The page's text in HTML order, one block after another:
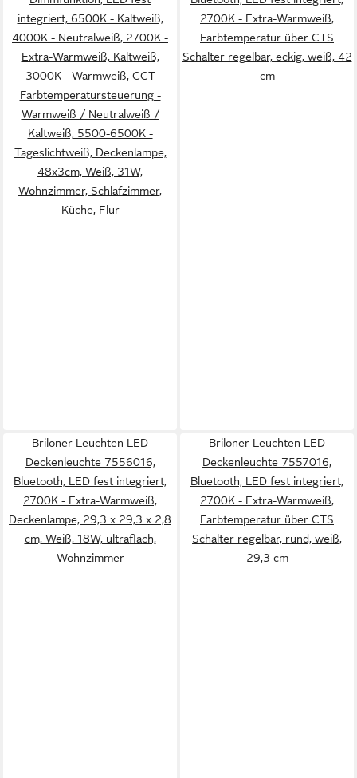
integriert, 6500K - Kaltweiß,
4000K - Neutralweiß, 2700K -
Extra-Warmweiß, Kaltweiß,
3000K - Warmweiß, CCT
Farbtemperatursteuerung -
Warmweiß / Neutralweiß /
Kaltweiß, 5500-6500K -
Tageslichtweiß, Deckenlampe,
48x3cm, Weiß, 31W,
Wohnzimmer, Schlafzimmer,
Küche, Flur
2700K - Extra-Warmweiß,
Farbtemperatur über CTS
Schalter regelbar, eckig, weiß, 42
cm
Briloner Leuchten LED
Deckenleuchte 7556016,
Bluetooth, LED fest integriert,
2700K - Extra-Warmweiß,
Deckenlampe, 29,3 x 29,3 x 2,8
cm, Weiß, 18W, ultraflach,
Wohnzimmer
Briloner Leuchten LED
Deckenleuchte 7557016,
Bluetooth, LED fest integriert,
2700K - Extra-Warmweiß,
Farbtemperatur über CTS
Schalter regelbar, rund, weiß,
29,3 cm